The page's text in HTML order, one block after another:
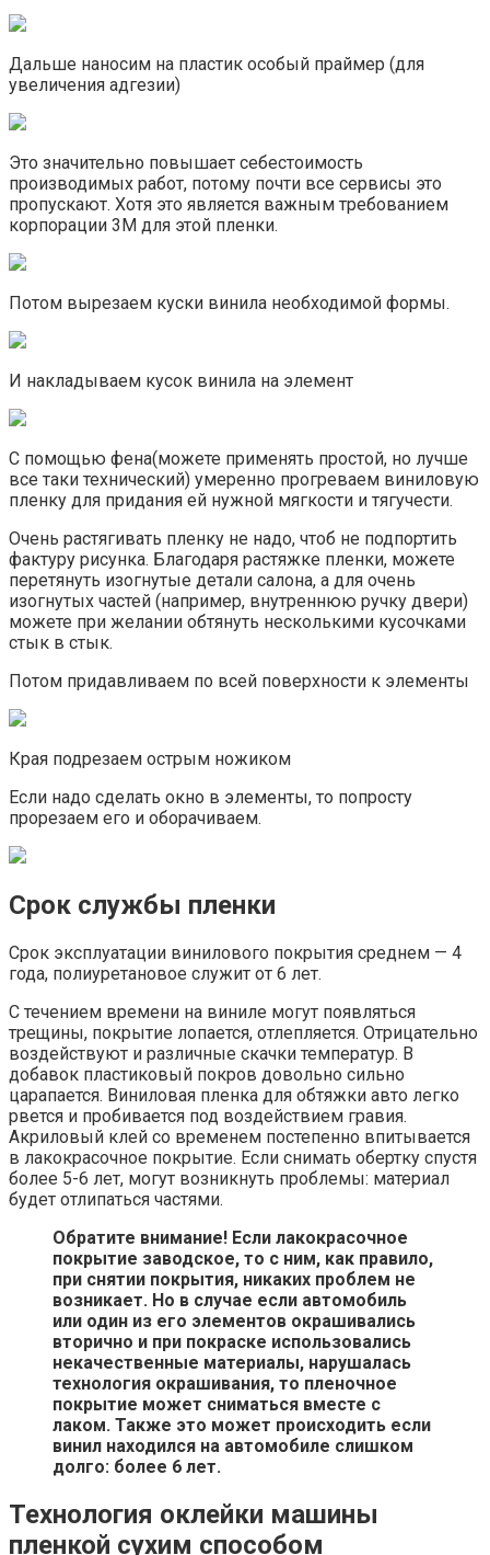
Дальше наносим на пластик особый праймер (для
увеличения адгезии)
Это значительно повышает себестоимость
производимых работ, потому почти все сервисы это
пропускают. Хотя это является важным требованием
корпорации 3М для этой пленки.
Потом вырезаем куски винила необходимой формы.
И накладываем кусок винила на элемент
С помощью фена(можете применять простой, но лучше
все таки технический) умеренно прогреваем виниловую
пленку для придания ей нужной мягкости и тягучести.
Очень растягивать пленку не надо, чтоб не подпортить
фактуру рисунка. Благодаря растяжке пленки, можете
перетянуть изогнутые детали салона, а для очень
изогнутых частей (например, внутреннюю ручку двери)
можете при желании обтянуть несколькими кусочками
стык в стык.
Потом придавливаем по всей поверхности к элементы
Края подрезаем острым ножиком
Если надо сделать окно в элементы, то попросту
прорезаем его и оборачиваем.
Срок службы пленки
Срок эксплуатации винилового покрытия среднем — 4
года, полиуретановое служит от 6 лет.
С течением времени на виниле могут появляться
трещины, покрытие лопается, отлепляется. Отрицательно
воздействуют и различные скачки температур. В
добавок пластиковый покров довольно сильно
царапается. Виниловая пленка для обтяжки авто легко
рвется и пробивается под воздействием гравия.
Акриловый клей со временем постепенно впитывается
в лакокрасочное покрытие. Если снимать обертку спустя
более 5-6 лет, могут возникнуть проблемы: материал
будет отлипаться частями.
Обратите внимание! Если лакокрасочное
покрытие заводское, то с ним, как правило,
при снятии покрытия, никаких проблем не
возникает. Но в случае если автомобиль
или один из его элементов окрашивались
вторично и при покраске использовались
некачественные материалы, нарушалась
технология окрашивания, то пленочное
покрытие может сниматься вместе с
лаком. Также это может происходить если
винил находился на автомобиле слишком
долго: более 6 лет.
Технология оклейки машины
пленкой сухим способом